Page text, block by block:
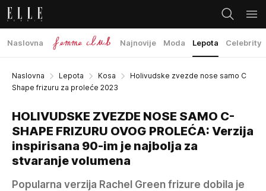
Naslovna Najnovije Moda Lepota Celebrity
Naslovna Lepota Kosa
Holivudske zvezde nose samo C
Shape frizuru za proleće 2023
HOLIVUDSKE ZVEZDE NOSE SAMO C-
SHAPE FRIZURU OVOG PROLEĆA: Verzija
inspirisana 90-im je najbolja za
stvaranje volumena
Popularna verzija Rachel Green frizure dobila je